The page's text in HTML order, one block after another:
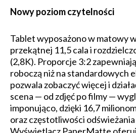
Nowy poziom czytelności
Tablet wyposażono w matowy
przekątnej 11,5 cala i
(2,8K). Proporcje 3:2
roboczą niż na standardowych
pozwala zobaczyć więcej i
scena — od zdjęć po filmy —
imponująco, dzięki 16,7
oraz częstotliwości odświeżania